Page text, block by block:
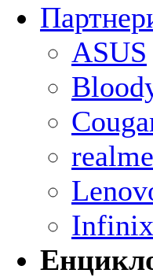
ASUS
realme
Infinix